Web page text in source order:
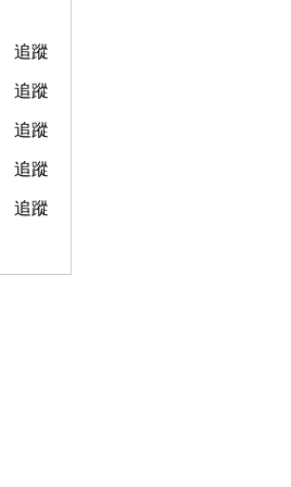
追蹤
追蹤
追蹤
追蹤
追蹤